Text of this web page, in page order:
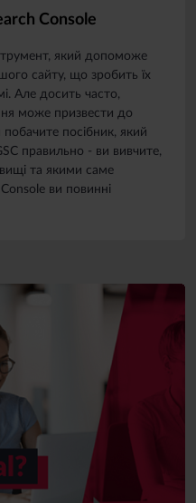
Console
який допоможе
сайту, що зробить їх
Але досить часто,
може призвести до
посібник, який
правильно - ви вивчите,
та якими саме
ви повинні